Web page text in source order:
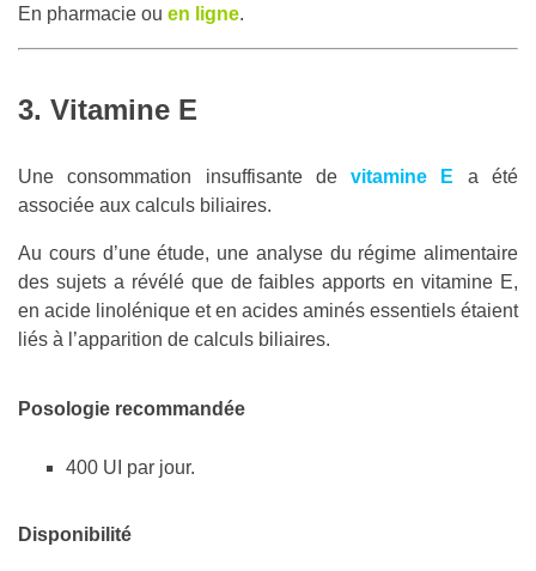
En pharmacie ou en ligne.
3. Vitamine E
Une consommation insuffisante devitamine E a été
associée aux calculs biliaires.
Au cours d’une étude, une analyse du régime alimentaire
des sujets a révélé que de faibles apports en vitamine E,
en acide linolénique et en acides aminés essentiels étaient
liés à l’apparition de calculs biliaires.
Posologie recommandée
400 UI par jour.
Disponibilité